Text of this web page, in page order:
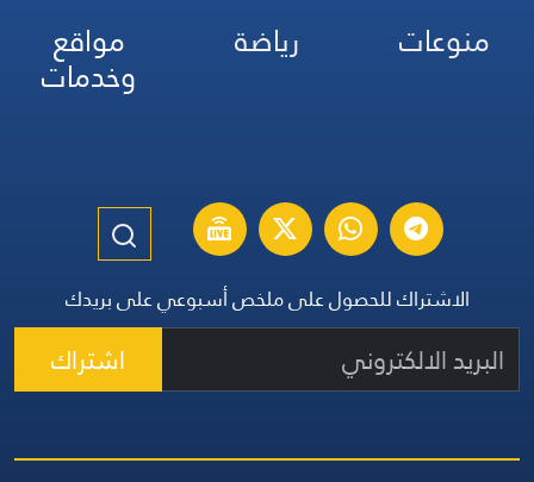
منوعات
رياضة مواقع
وخدمات
الاشتراك للحصول على ملخص أسبوعي على بريدك
اشتراك